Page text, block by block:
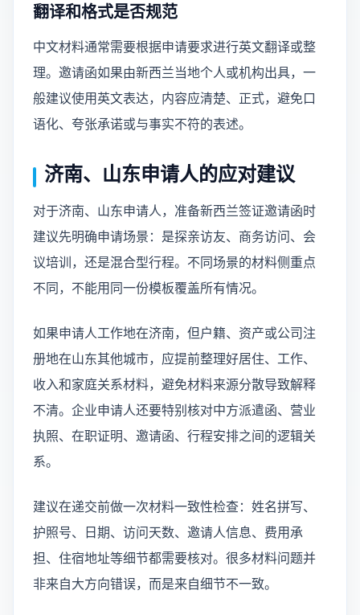
翻译和格式是否规范
中文材料通常需要根据申请要求进行英文翻译或整
理。邀请函如果由新西兰当地个人或机构出具，一
般建议使用英文表达，内容应清楚、正式，避免口
语化、夸张承诺或与事实不符的表述。
济南、山东申请人的应对建议
对于济南、山东申请人，准备新西兰签证邀请函时
建议先明确申请场景：是探亲访友、商务访问、会
议培训，还是混合型行程。不同场景的材料侧重点
不同，不能用同一份模板覆盖所有情况。
如果申请人工作地在济南，但户籍、资产或公司注
册地在山东其他城市，应提前整理好居住、工作、
收入和家庭关系材料，避免材料来源分散导致解释
不清。企业申请人还要特别核对中方派遣函、营业
执照、在职证明、邀请函、行程安排之间的逻辑关
系。
建议在递交前做一次材料一致性检查：姓名拼写、
护照号、日期、访问天数、邀请人信息、费用承
担、住宿地址等细节都需要核对。很多材料问题并
非来自大方向错误，而是来自细节不一致。